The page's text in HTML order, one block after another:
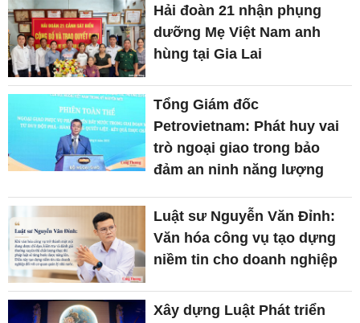
Hải đoàn 21 nhận phụng
dưỡng Mẹ Việt Nam anh
hùng tại Gia Lai
Tổng Giám đốc
Petrovietnam: Phát huy vai
trò ngoại giao trong bảo
đảm an ninh năng lượng
Luật sư Nguyễn Văn Đỉnh:
Văn hóa công vụ tạo dựng
niềm tin cho doanh nghiệp
Xây dựng Luật Phát triển